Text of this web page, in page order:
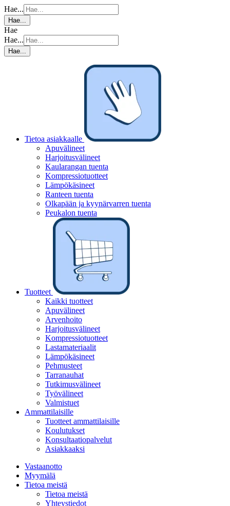
Hae...
Hae...
Hae
Hae...
Hae...
Tietoa asiakkaalle
Apuvälineet
Harjoitusvälineet
Kaularangan tuenta
Kompressiotuotteet
Lämpökäsineet
Ranteen tuenta
Olkapään ja kyynärvarren tuenta
Peukalon tuenta
Tuotteet
Kaikki tuotteet
Apuvälineet
Arvenhoito
Harjoitusvälineet
Kompressiotuotteet
Lastamateriaalit
Lämpökäsineet
Pehmusteet
Tarranauhat
Tutkimusvälineet
Työvälineet
Valmistuet
Ammattilaisille
Tuotteet ammattilaisille
Koulutukset
Konsultaatiopalvelut
Asiakkaaksi
Vastaanotto
Myymälä
Tietoa meistä
Tietoa meistä
Yhteystiedot